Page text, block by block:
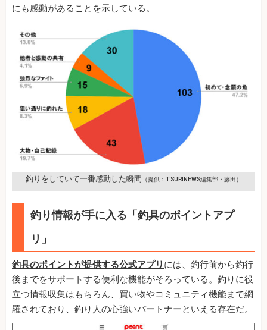
にも感動があることを示している。
釣りをしていて一番感動した瞬間 （提供：TSURINEWS編集部・藤田）
釣り情報が手に入る「釣具のポイントアプ
リ」
釣具のポイントが提供する公式アプリ には、釣行前から釣行
後までをサポートする便利な機能がそろっている。釣りに役
立つ情報収集はもちろん、買い物やコミュニティ機能まで網
羅されており、釣り人の心強いパートナーといえる存在だ。